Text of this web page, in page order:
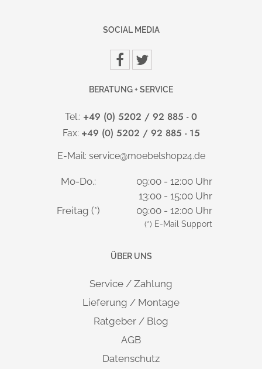
Schrankbreite 100cm = 28 kg pro Fachboden
Fabrikat Hettich.
3-Punktverriegelung, Türen standartmäßig gleichschließend.
Die Lieferung erfolgt deutschlandweit versandkostenfrei.
Einfacher Aufbau durch verständliche Montageanleitung,
Wunsch: vor Ort Montageservice mit Verpackungsrücknahme
gegen Aufpreis möglich.
Lieferung und Montage
Ernteweg 11 | D-92318 Neumarkt i.d.OPf. | info@hammerbacher.com
SOCIAL MEDIA
BERATUNG + SERVICE
Tel.: +49 (0) 5202 / 92 885 - 0
Fax: +49 (0) 5202 / 92 885 - 15
E-Mail: service@moebelshop24.de
Mo-Do.:
09:00 - 12:00 Uhr
13:00 - 15:00 Uhr
Freitag (*)
09:00 - 12:00 Uhr
(*) E-Mail Support
ÜBER UNS
Service / Zahlung
Lieferung / Montage
Ratgeber / Blog
AGB
Datenschutz